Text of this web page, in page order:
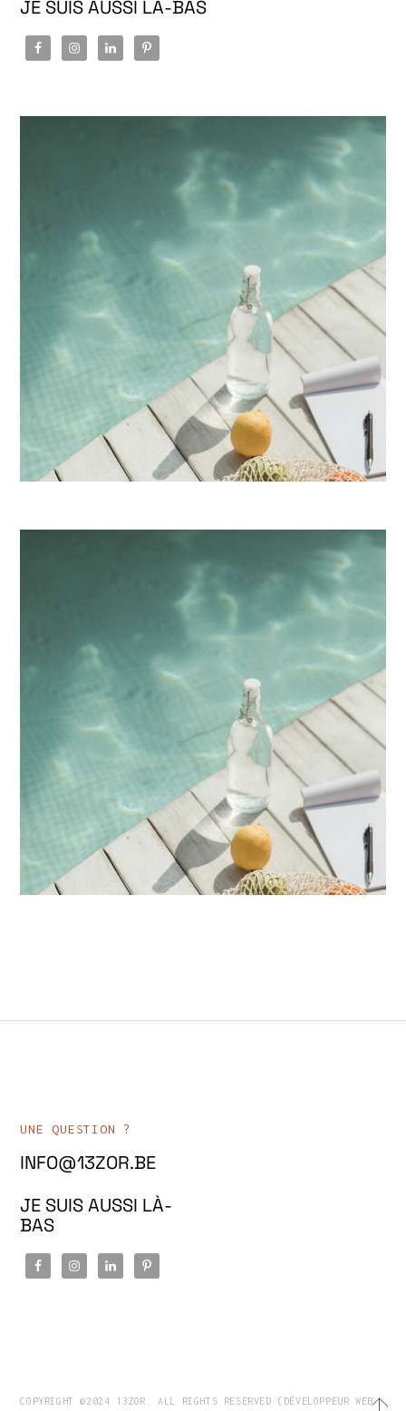
JE SUIS AUSSI LÀ-BAS
UNE QUESTION ?
INFO@13ZOR.BE
JE SUIS AUSSI LÀ-
BAS
COPYRIGHT ©2024 13ZOR. ALL RIGHTS RESERVED (DÉVELOPPEUR WEB :